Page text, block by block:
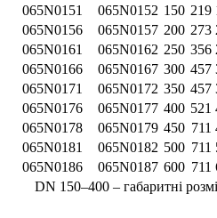
065N0151
065N0152 150 219
065N0156
065N0157 200 273
065N0161
065N0162 250 356
065N0166
065N0167 300 457
065N0171
065N0172 350 457
065N0176
065N0177 400 521
065N0178
065N0179 450 711
065N0181
065N0182 500 711
065N0186
065N0187 600 711
DN 150–400 – габаритні